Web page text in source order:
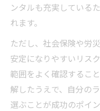
ンタルも充実している
れます。
ただし、社会保険や労
安定になりやすいリス
範囲をよく確認するこ
解したうえで、自分の
選ぶことが成功のポイン